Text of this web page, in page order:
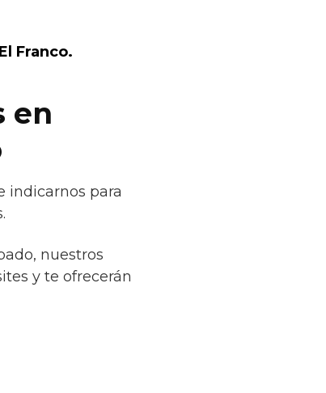
El Franco.
en
indicarnos para
nuestros
y te ofrecerán